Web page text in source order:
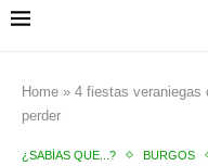
Home » 4 fiestas veraniegas
perder
¿SABÍAS QUE...? BURGOS